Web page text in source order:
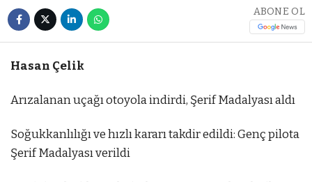
ABONE OL
Hasan Çelik
Arızalanan uçağı otoyola indirdi, Şerif Madalyası aldı
Soğukkanlılığı ve hızlı kararı takdir edildi: Genç pilota
Şerif Madalyası verildi